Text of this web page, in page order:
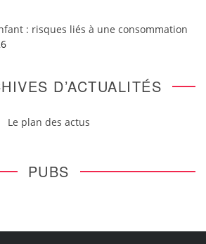
: risques liés à une consommation
D’ACTUALITÉS
Le plan des actus
PUBS